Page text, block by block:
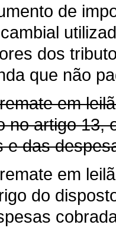
de
dos
que não
em
no artigo 13,
e das
em
do